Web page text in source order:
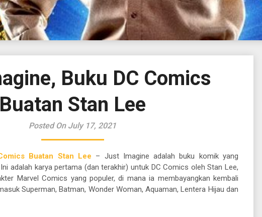
Buku DC Comics
Buatan Stan Lee
Posted On July 17, 2021
Buatan Stan Lee – Just Imagine adalah buku komik yang
adalah karya pertama (dan terakhir) untuk DC Comics oleh Stan Lee,
Marvel Comics yang populer, di mana ia membayangkan kembali
Superman, Batman, Wonder Woman, Aquaman, Lentera Hijau dan